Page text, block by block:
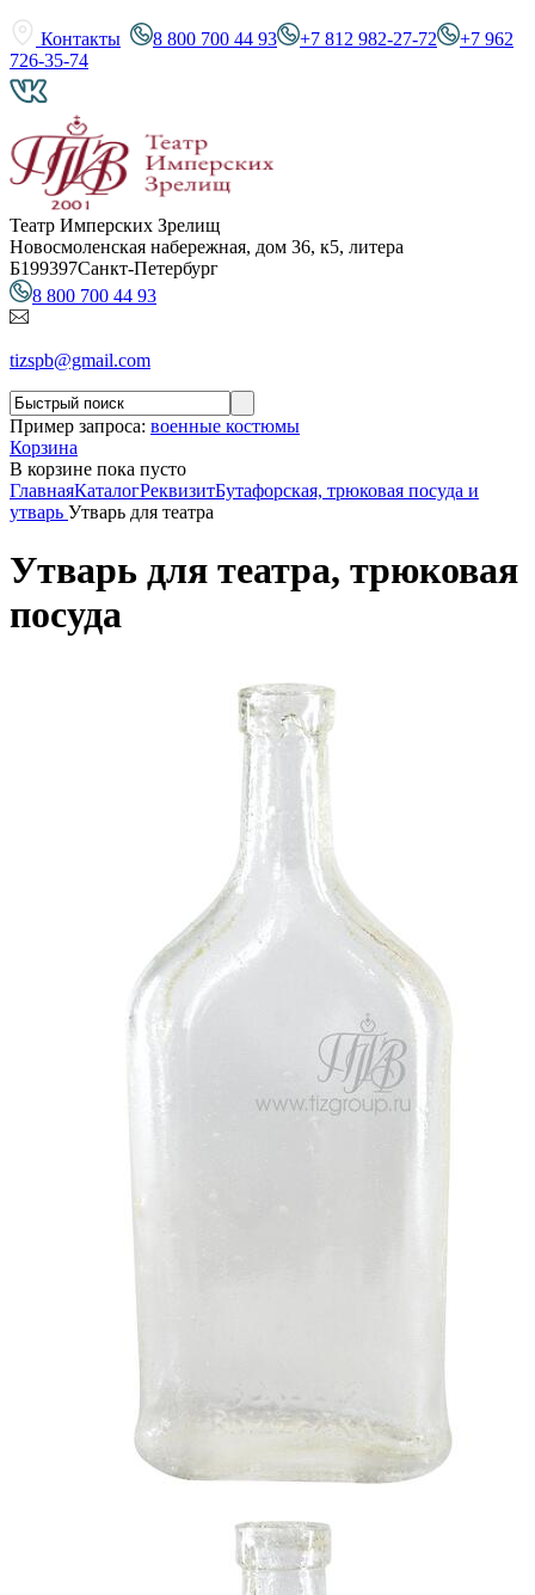
Контакты 8 800 700 44 93 +7 812 982-27-72
+7 962
726-35-74
Театр Имперских Зрелищ
Новосмоленская набережная, дом 36, к5, литера
Б199397Санкт-Петербург
8 800 700 44 93
tizspb@gmail.com
Пример запроса: военные костюмы
Корзина
В корзине пока пусто
ГлавнаяКаталогРеквизитБутафорская, трюковая посуда и
утварь Утварь для театра
Утварь для театра, трюковая
посуда